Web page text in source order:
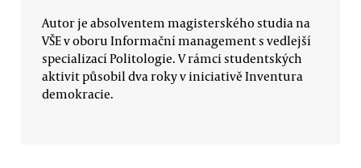
Autor je absolventem magisterského studia na
VŠE v oboru Informační management s vedlejší
specializací Politologie. V rámci studentských
aktivit působil dva roky v iniciativě Inventura
demokracie.